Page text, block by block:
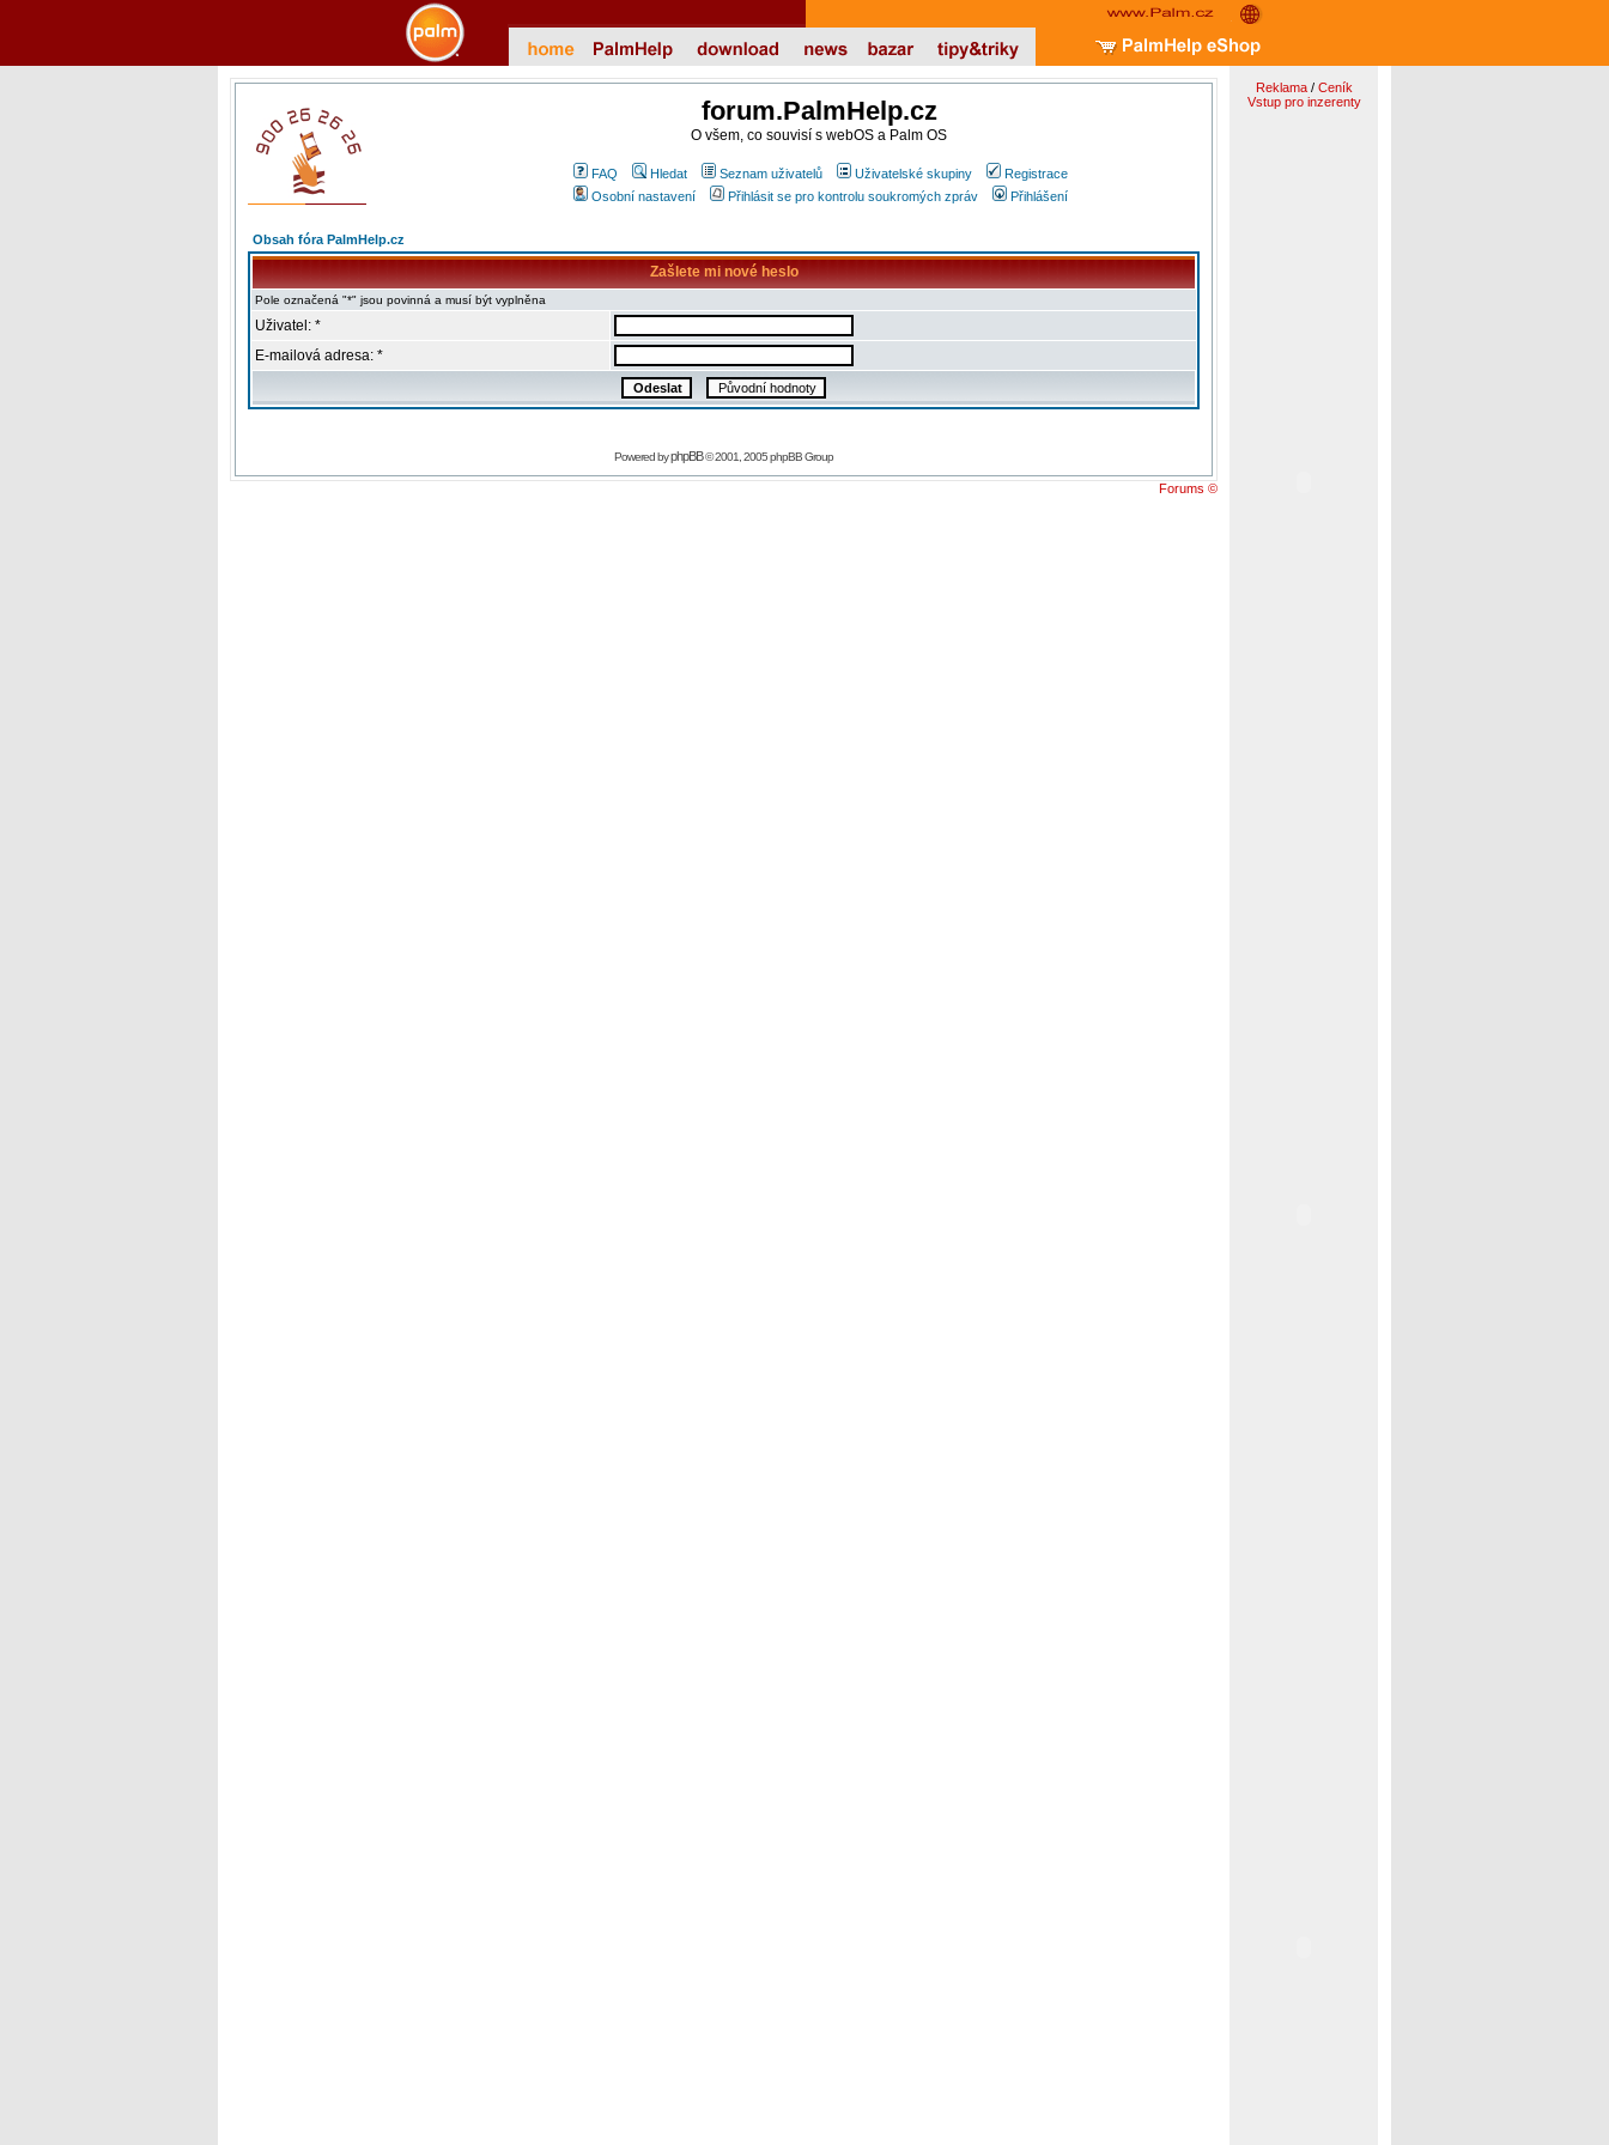
forum.PalmHelp.cz
O všem, co souvisí s webOS a Palm OS
FAQ Hledat Seznam uživatelů Uživatelské skupiny
Registrace
Osobní nastavení
Přihlásit se pro kontrolu soukromých zpráv Přihlášení
Obsah fóra PalmHelp.cz
Zašlete mi nové heslo
Pole označená "*" jsou povinná a musí být vyplněna
Uživatel: *
E-mailová adresa: *
Powered byphpBB© 2001, 2005 phpBB Group
Forums ©
Reklama/ Ceník
Vstup pro inzerenty